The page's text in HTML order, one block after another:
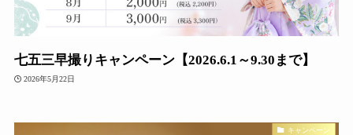
七五三早撮りキャンペーン【2026.6.1～9.30まで】
2026年5月22日
キャンペーン